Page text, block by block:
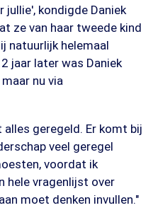
jullie', kondigde Daniek
ze van haar tweede kind
natuurlijk helemaal
jaar later was Daniek
nu via
geregeld. Er komt bij
veel geregel
voordat ik
hele vragenlijst over
moet denken invullen."